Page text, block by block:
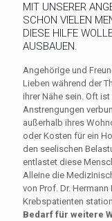
MIT UNSERER
SCHON VIELEN
DIESE HILFE
AUSBAUEN.
Angehörige und
Lieben während der
ihrer Nähe sein. Oft
Anstrengungen
außerhalb ihres
oder Kosten für ein
den seelischen
entlastet diese
Alleine die
von Prof. Dr.
Krebspatienten
Bedarf für weitere